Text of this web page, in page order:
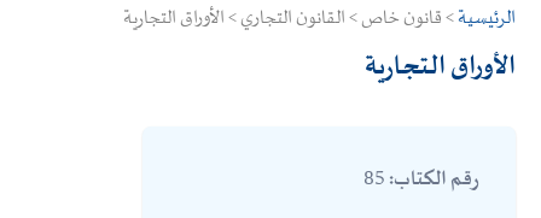
الرئيسية> قانون خاص > القانون التجاري > الأوراق التجارية
الأوراق التجارية
رقم الكتاب: